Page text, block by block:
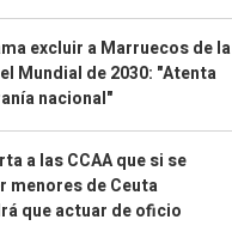
excluir a Marruecos de la
Mundial de 2030: "Atenta
nacional"
a las CCAA que si se
menores de Ceuta
que actuar de oficio